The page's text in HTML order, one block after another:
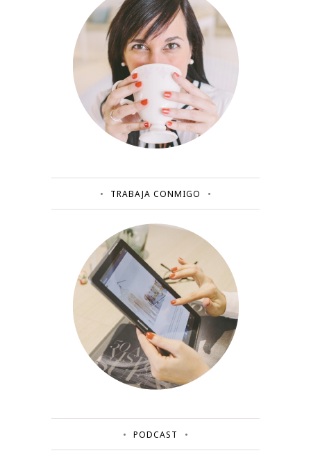
TRABAJA CONMIGO
PODCAST